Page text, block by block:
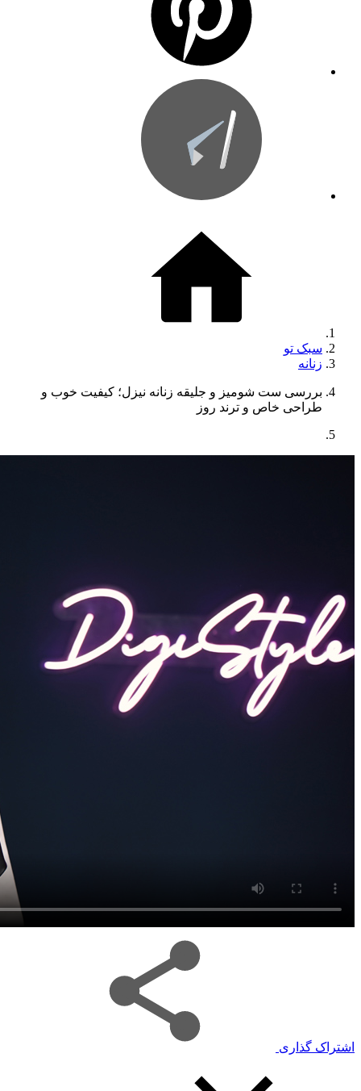
سبک تو
زنانه
بررسی ست شومیز و جلیقه زنانه نیزل؛ کیفیت خوب و
طراحی خاص و ترند روز
اشتراک گذاری